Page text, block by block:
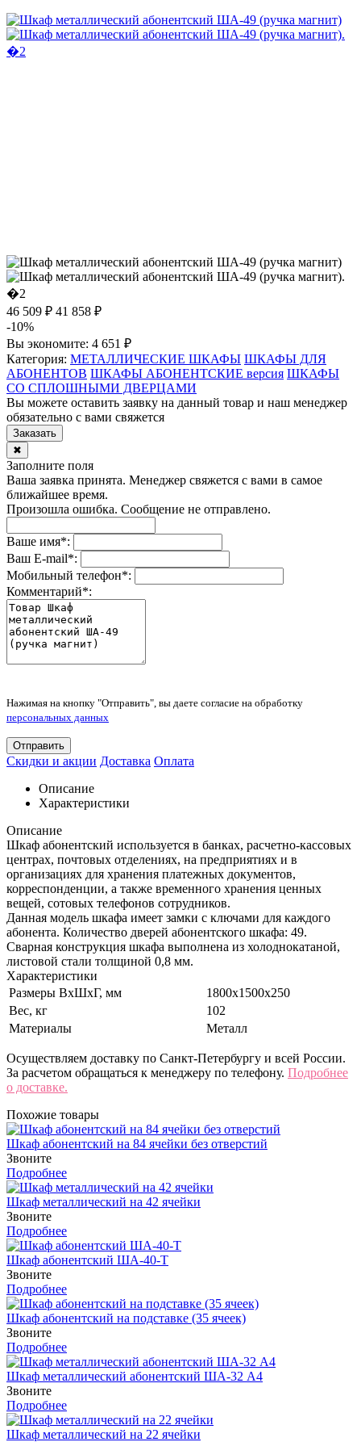
46 509 ₽ 41 858 ₽
-10%
Вы экономите: 4 651 ₽
Категория: МЕТАЛЛИЧЕСКИЕ ШКАФЫ ШКАФЫ ДЛЯ
АБОНЕНТОВ ШКАФЫ АБОНЕНТСКИЕ версия ШКАФЫ
СО СПЛОШНЫМИ ДВЕРЦАМИ
Вы можете оставить заявку на данный товар и наш менеджер
обязательно с вами свяжется
Заказать
✖
Заполните поля
Ваша заявка принята. Менеджер свяжется с вами в самое
ближайшее время.
Произошла ошибка. Сообщение не отправлено.
Ваше имя*:
Ваш E-mail*:
Мобильный телефон*:
Комментарий*:
Нажимая на кнопку "Отправить", вы даете согласие на обработку
персональных данных
Отправить
Скидки и акции Доставка Оплата
Описание
Характеристики
Описание
Шкаф абонентский используется в банках, расчетно-кассовых
центрах, почтовых отделениях, на предприятиях и в
организациях для хранения платежных документов,
корреспонденции, а также временного хранения ценных
вещей, сотовых телефонов сотрудников.
Данная модель шкафа имеет замки с ключами для каждого
абонента. Количество дверей абонентского шкафа: 49.
Сварная конструкция шкафа выполнена из холоднокатаной,
листовой стали толщиной 0,8 мм.
Характеристики
Размеры ВхШхГ, мм
1800х1500х250
Вес, кг
102
Материалы
Металл
Осуществляем доставку по Санкт-Петербургу и всей России.
За расчетом обращаться к менеджеру по телефону. Подробнее
о доставке.
Похожие товары
Шкаф абонентский на 84 ячейки без отверстий
Звоните
Подробнее
Шкаф металлический на 42 ячейки
Звоните
Подробнее
Шкаф абонентский ША-40-Т
Звоните
Подробнее
Шкаф абонентский на подставке (35 ячеек)
Звоните
Подробнее
Шкаф металлический абонентский ША-32 А4
Звоните
Подробнее
Шкаф металлический на 22 ячейки